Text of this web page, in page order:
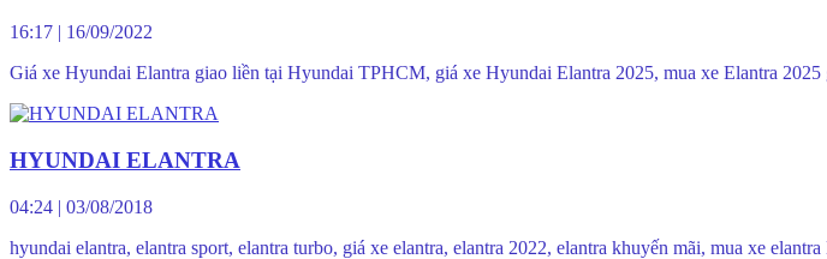
16:17 | 16/09/2022
Giá xe Hyundai Elantra giao liền tại Hyundai TPHCM, giá xe Hyundai Elantra 2025, mua xe Elantra
HYUNDAI ELANTRA
04:24 | 03/08/2018
hyundai elantra, elantra sport, elantra turbo, giá xe elantra, elantra 2022, elantra khuyến mãi, mua xe